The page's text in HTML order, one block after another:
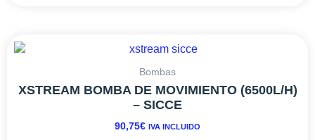
Bombas
XSTREAM BOMBA DE MOVIMIENTO (6500L/H)
– SICCE
90,75€ IVA INCLUIDO